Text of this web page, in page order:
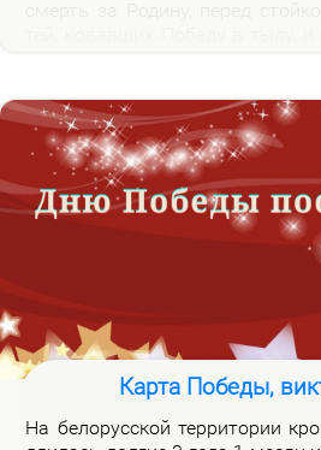
ям.
Карта Победы,
На бе­ло­рус­ской тер­ри­то­рии